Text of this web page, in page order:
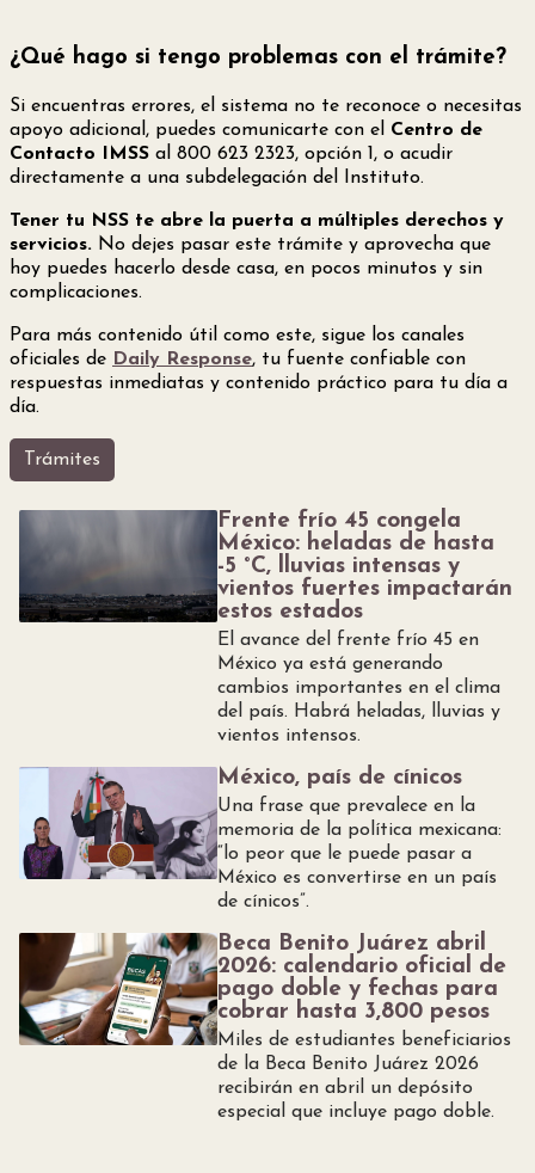
¿Qué hago si tengo problemas con el trámite?
Si encuentras errores, el sistema no te reconoce o necesitas
apoyo adicional, puedes comunicarte con el Centro de
Contacto IMSS al 800 623 2323, opción 1, o acudir
directamente a una subdelegación del Instituto.
Tener tu NSS te abre la puerta a múltiples derechos y
servicios. No dejes pasar este trámite y aprovecha que
hoy puedes hacerlo desde casa, en pocos minutos y sin
complicaciones.
Para más contenido útil como este, sigue los canales
oficiales de Daily Response, tu fuente confiable con
respuestas inmediatas y contenido práctico para tu día a
día.
Trámites
Frente frío 45 congela
México: heladas de hasta
-5 °C, lluvias intensas y
vientos fuertes impactarán
estos estados
El avance del frente frío 45 en
México ya está generando
cambios importantes en el clima
del país. Habrá heladas, lluvias y
vientos intensos.
México, país de cínicos
Una frase que prevalece en la
memoria de la política mexicana:
“lo peor que le puede pasar a
México es convertirse en un país
de cínicos”.
Beca Benito Juárez abril
2026: calendario oficial de
pago doble y fechas para
cobrar hasta 3,800 pesos
Miles de estudiantes beneficiarios
de la Beca Benito Juárez 2026
recibirán en abril un depósito
especial que incluye pago doble.